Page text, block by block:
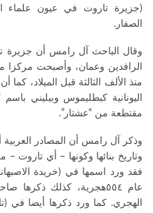
(جزيرة تاروت في عيون علماء
الصفار.
وقال الباحث آل رامس أن جزيرة
الرافدين وعمان، وأصبحت مركزا
منذ الألف الثالثة قبل الميلاد،
اليونانية كبطليموس وبيليني
مقتطعة من “عشتار”.
وذكر آل رامس أن المصادر العربية
وتاريخ بنائها وكونها – أي
فقد ورد اسمها في (خريدة
عام ٥٥٤هجرية، كذلك
الهجري. كما ورد ذكرها أيضا في